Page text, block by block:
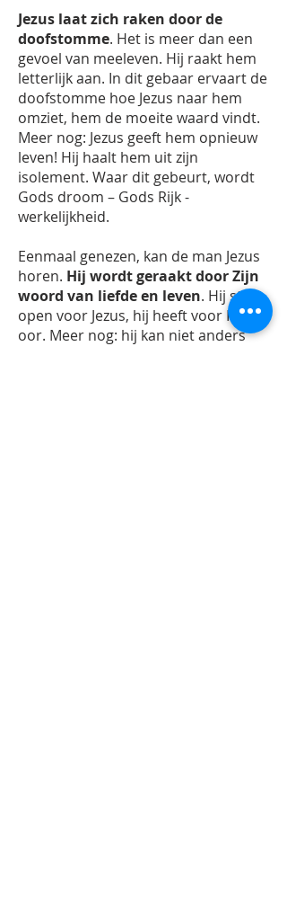
Jezus laat zich raken door de
doofstomme. Het is meer dan een
gevoel van meeleven. Hij raakt hem
letterlijk aan. In dit gebaar ervaart de
doofstomme hoe Jezus naar hem
omziet, hem de moeite waard vindt.
Meer nog: Jezus geeft hem opnieuw
leven! Hij haalt hem uit zijn
isolement. Waar dit gebeurt, wordt
Gods droom – Gods Rijk -
werkelijkheid.
Eenmaal genezen, kan de man Jezus
horen. Hij wordt geraakt door Zijn
woord van liefde en leven. Hij staat
open voor Jezus, hij heeft voor Hem
oor. Meer nog: hij kan niet anders